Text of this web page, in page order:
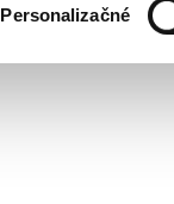
Personalizačné